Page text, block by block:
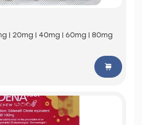
| 20mg | 40mg | 60mg | 80mg